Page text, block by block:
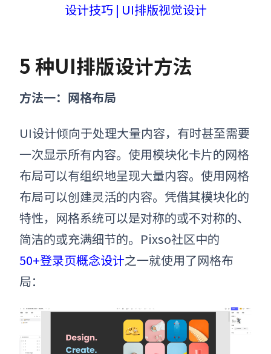
设计技巧 | UI排版视觉设计
5 种UI排版设计方法
方法一：网格布局
UI设计倾向于处理大量内容，有时甚至需要
一次显示所有内容。使用模块化卡片的网格
布局可以有组织地呈现大量内容。使用网格
布局可以创建灵活的内容。凭借其模块化的
特性，网格系统可以是对称的或不对称的、
简洁的或充满细节的。Pixso社区中的
50+登录页概念设计之一就使用了网格布
局：